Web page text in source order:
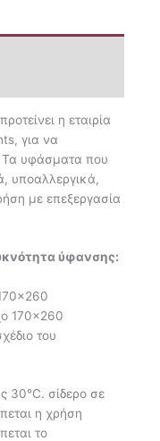
η εταιρία
για να
υφάσματα που
υποαλλεργικά,
με επεξεργασία
ύφανσης:
170×260
του
30°C. σίδερο σε
η χρήση
το